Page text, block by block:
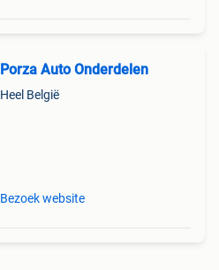
Porza Auto Onderdelen
Heel België
Bezoek website